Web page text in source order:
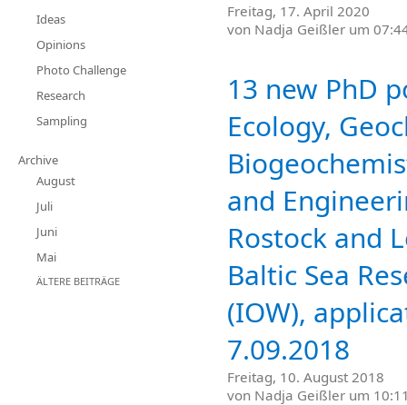
Ideas
Opinions
Photo Challenge
Research
Sampling
Archive
August
Juli
Juni
Mai
ÄLTERE BEITRÄGE
Freitag, 17. April 2020
von Nadja Geißler um
13 new PhD
Ecology,
and
Rostock and
Baltic Sea
(IOW),
7.09.2018
Freitag, 10. August 2018
von Nadja Geißler um